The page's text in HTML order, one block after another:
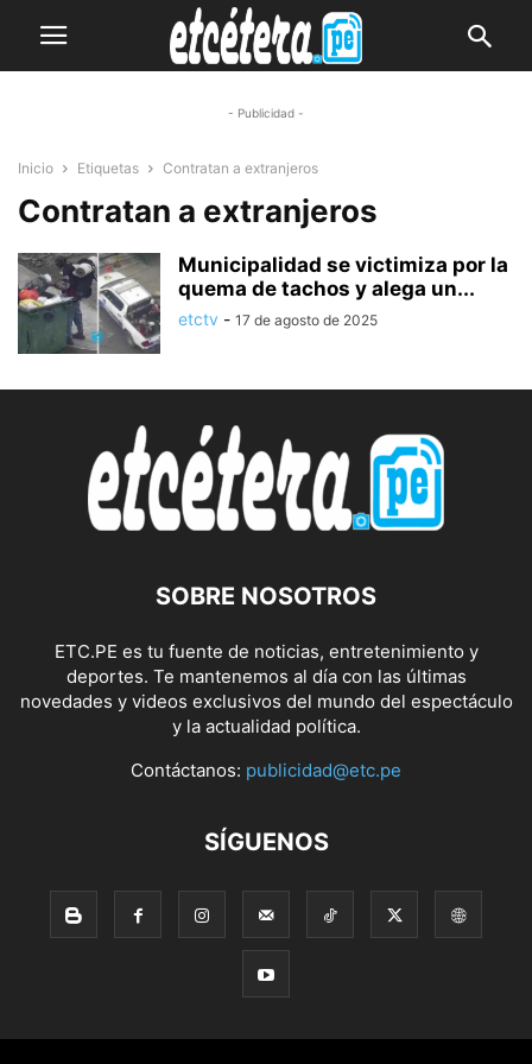
- Publicidad -
Inicio Etiquetas Contratan a extranjeros
Contratan a extranjeros
Municipalidad se victimiza por la
quema de tachos y alega un...
etctv - 17 de agosto de 2025
SOBRE NOSOTROS
ETC.PE es tu fuente de noticias, entretenimiento y
deportes. Te mantenemos al día con las últimas
novedades y videos exclusivos del mundo del espectáculo
y la actualidad política.
Contáctanos: publicidad@etc.pe
SÍGUENOS